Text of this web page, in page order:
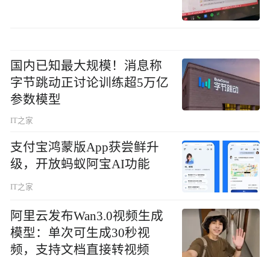
国内已知最大规模！消息称
字节跳动正讨论训练超5万亿
参数模型
IT之家
支付宝鸿蒙版App获尝鲜升
级，开放蚂蚁阿宝AI功能
IT之家
阿里云发布Wan3.0视频生成
模型：单次可生成30秒视
频，支持文档直接转视频